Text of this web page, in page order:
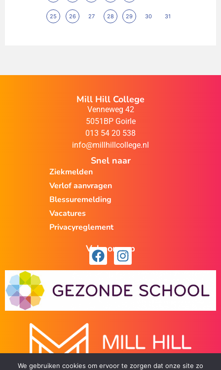
25 26 27 28 29 30 31
Mill Hill College
Venneweg 42
5051BP Goirle
013 54 20 538
info@millhillcollege.nl
Snel naar
Ziekmelden
Verlof aanvragen
Blessuremelding
Vacatures
Privacyreglement
Volg ons op
We gebruiken cookies om ervoor te zorgen dat onze site zo